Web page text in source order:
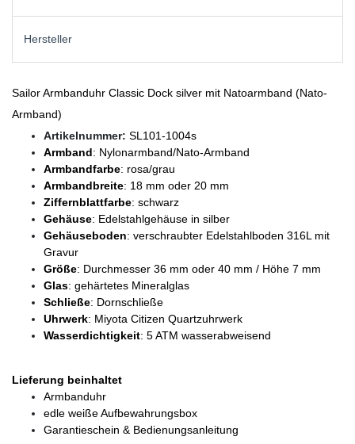
Hersteller
Sailor Armbanduhr Classic Dock silver mit Natoarmband (Nato-
Armband)
Artikelnummer: SL101-1004s
Armband: Nylonarmband/Nato-Armband
Armbandfarbe: rosa/grau
Armbandbreite: 18 mm oder 20 mm
Ziffernblattfarbe: schwarz
Gehäuse: Edelstahlgehäuse in silber
Gehäuseboden: verschraubter Edelstahlboden 316L mit
Gravur
Größe: Durchmesser 36 mm oder 40 mm / Höhe 7 mm
Glas: gehärtetes Mineralglas
Schließe: Dornschließe
Uhrwerk: Miyota Citizen Quartzuhrwerk
Wasserdichtigkeit: 5 ATM wasserabweisend
Lieferung beinhaltet
Armbanduhr
edle weiße Aufbewahrungsbox
Garantieschein & Bedienungsanleitung